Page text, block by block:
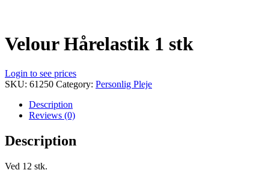
Velour Hårelastik 1 stk
Login to see prices
SKU: 61250 Category: Personlig Pleje
Description
Reviews (0)
Description
Ved 12 stk.